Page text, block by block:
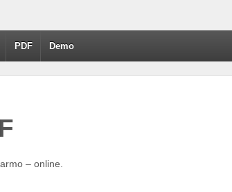
PDF Demo
– online.